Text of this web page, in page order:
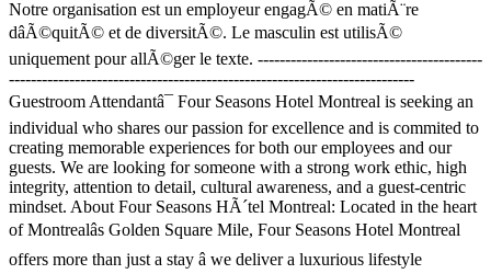
Notre organisation est un employeur engagÃ© en matiÃ¨re
dâÃ©quitÃ© et de diversitÃ©. Le masculin est utilisÃ©
uniquement pour allÃ©ger le texte. -----------------------------------------
--------------------------------------------------------------------------
Guestroom Attendantâ¯ Four Seasons Hotel Montreal is seeking an
individual who shares our passion for excellence and is commited to
creating memorable experiences for both our employees and our
guests. We are looking for someone with a strong work ethic, high
integrity, attention to detail, cultural awareness, and a guest-centric
mindset. About Four Seasons HÃ´tel Montreal: Located in the heart
of Montrealâs Golden Square Mile, Four Seasons Hotel Montreal
offers more than just a stay â we deliver a luxurious lifestyle